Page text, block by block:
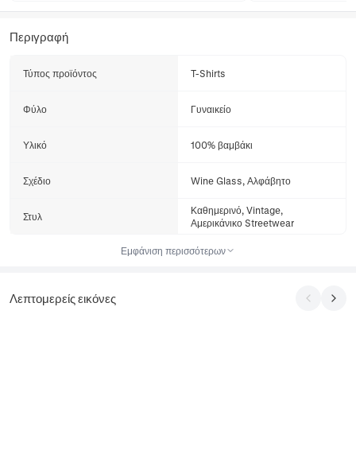
Περιγραφή
Τύπος προϊόντος T-Shirts
Φύλο Γυναικείο
Υλικό 100% βαμβάκι
Σχέδιο Wine Glass, Αλφάβητο
Στυλ
Καθημερινό, Vintage,
Αμερικάνικο Streetwear
Εμφάνιση περισσότερων
Λεπτομερείς εικόνες